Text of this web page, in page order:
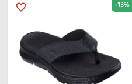
favorite_border -13%